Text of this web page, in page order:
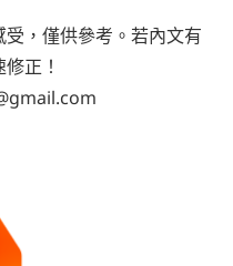
，僅供參考。若內文有
正！